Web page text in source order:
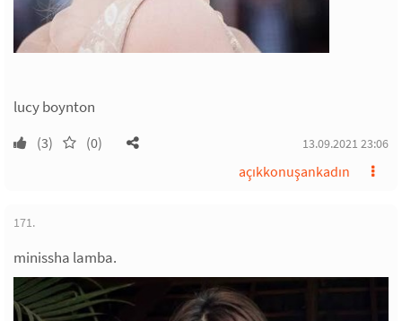
lucy boynton
(3) (0) 13.09.2021 23:06
açıkkonuşankadın
171.
minissha lamba.